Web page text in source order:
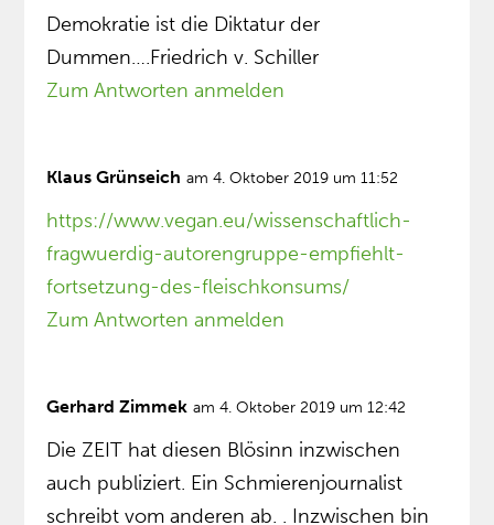
Demokratie ist die Diktatur der
Dummen….Friedrich v. Schiller
Zum Antworten anmelden
Klaus Grünseich am 4. Oktober 2019 um 11:52
https://www.vegan.eu/wissenschaftlich-
fragwuerdig-autorengruppe-empfiehlt-
fortsetzung-des-fleischkonsums/
Zum Antworten anmelden
Gerhard Zimmek am 4. Oktober 2019 um 12:42
Die ZEIT hat diesen Blösinn inzwischen
auch publiziert. Ein Schmierenjournalist
schreibt vom anderen ab. . Inzwischen bin